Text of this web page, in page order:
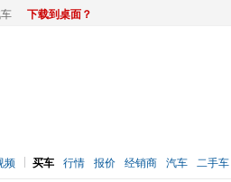
下载到桌面？
频 买车 行情 报价 经销商 汽车 二手车